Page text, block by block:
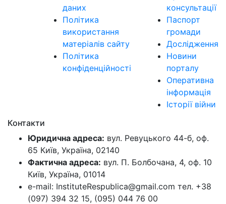
даних
Політика
використання
матеріалів сайту
Політика
конфіденційності
консультації
Паспорт
громади
Дослідження
Новини
порталу
Оперативна
інформація
Історії війни
Контакти
Юридична адреса: вул. Ревуцького 44-б, оф.
65 Київ, Україна, 02140
Фактична адреса: вул. П. Болбочана, 4, оф. 10
Київ, Україна, 01014
e-mail: InstituteRespublica@gmail.com тел. +38
(097) 394 32 15, (095) 044 76 00